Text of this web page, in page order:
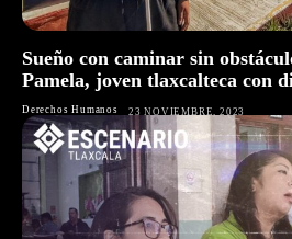
Sueño con caminar sin
Pamela, joven tlaxcalteca con
Derechos Humanos 23 NOVIEMBRE, 2023